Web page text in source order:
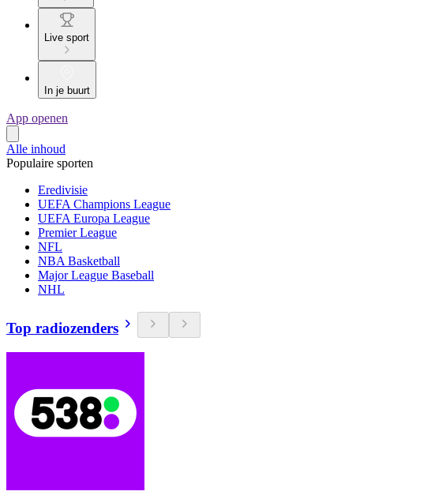
Live sport
In je buurt
App openen
Alle inhoud
Populaire sporten
Eredivisie
UEFA Champions League
UEFA Europa League
Premier League
NFL
NBA Basketball
Major League Baseball
NHL
Top radiozenders